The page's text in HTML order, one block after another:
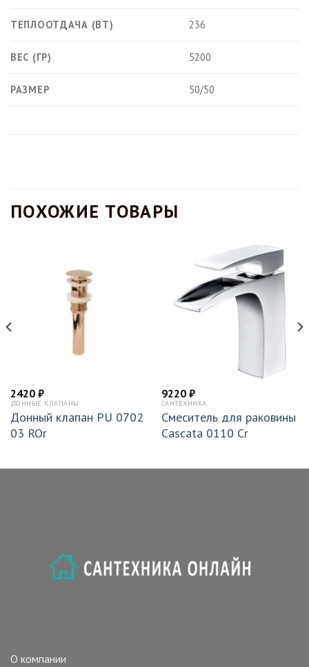
ТЕПЛООТДАЧА (ВТ) 236
ВЕС (ГР) 5200
РАЗМЕР 50/50
ПОХОЖИЕ ТОВАРЫ
2420 ₽
ДОННЫЕ КЛАПАНЫ
Донный клапан PU 0702
03 ROr
9220 ₽
САНТЕХНИКА
Смеситель для раковины
Cascata 0110 Cr
О компании